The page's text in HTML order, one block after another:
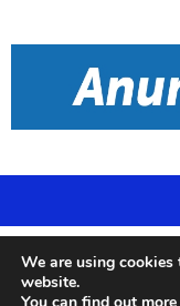
We are using cookies
website.